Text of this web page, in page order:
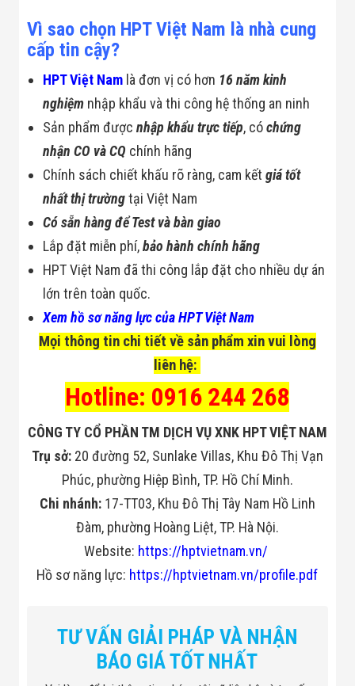
Vì sao chọn HPT Việt Nam là nhà cung
cấp tin cậy?
HPT Việt Nam là đơn vị có hơn 16 năm kinh
nghiệm nhập khẩu và thi công hệ thống an ninh
Sản phẩm đượcnhập khẩu trực tiếp, cóchứng
nhận CO và CQ chính hãng
Chính sách chiết khấu rõ ràng, cam kếtgiá tốt
nhất thị trườngtại Việt Nam
Có sẵn hàng để Test và bàn giao
Lắp đặt miễn phí,bảo hành chính hãng
HPT Việt Nam đã thi công lắp đặt cho nhiều dự án
lớn trên toàn quốc.
Xem hồ sơ năng lực của HPT Việt Nam
Mọi thông tin chi tiết về sản phẩm xin vui lòng
liên hệ:
Hotline: 0916 244 268
CÔNG TY CỔ PHẦN TM DỊCH VỤ XNK HPT VIỆT NAM
Trụ sở: 20 đường 52, Sunlake Villas, Khu Đô Thị Vạn
Phúc, phường Hiệp Bình, TP. Hồ Chí Minh.
Chi nhánh:17-TT03, Khu Đô Thị Tây Nam Hồ Linh
Đàm, phường Hoàng Liệt, TP. Hà Nội.
Website: https://hptvietnam.vn/
Hồ sơ năng lực: https://hptvietnam.vn/profile.pdf
TƯ VẤN GIẢI PHÁP VÀ NHẬN
BÁO GIÁ TỐT NHẤT